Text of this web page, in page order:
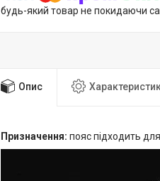
будь-який товар не покидаючи
Опис
Призначення: пояс підходить